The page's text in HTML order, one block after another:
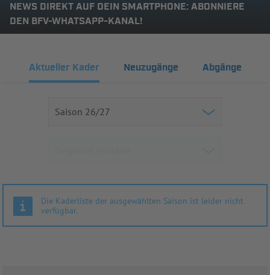
NEWS DIREKT AUF DEIN SMARTPHONE: ABONNIERE
DEN BFV-WHATSAPP-KANAL!
Aktueller Kader Neuzugänge Abgänge
Die Kaderliste der ausgewählten Saison ist leider nicht
verfügbar.